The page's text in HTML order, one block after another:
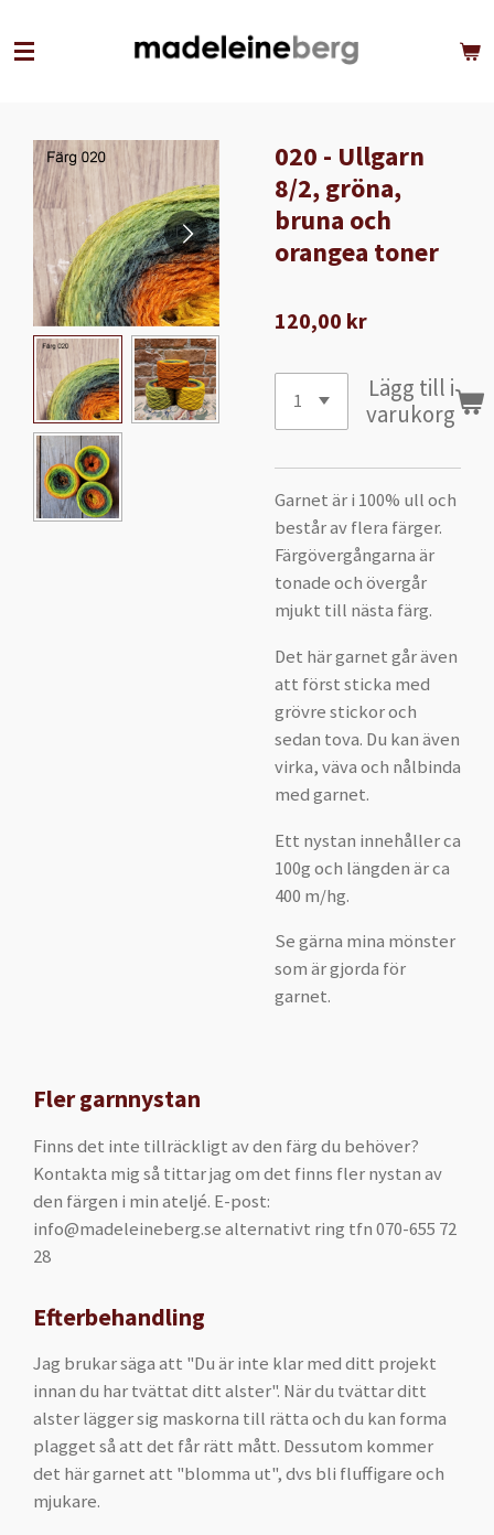
till
020 - Ullgarn
8/2, gröna,
bruna och
orangea toner
120,00 kr
Lägg till i
varukorg
Garnet är i 100% ull och
består av flera färger.
Färgövergångarna är
tonade och övergår
mjukt till nästa färg.
Det här garnet går även
att först sticka med
grövre stickor och
sedan tova. Du kan även
virka, väva och nålbinda
med garnet.
Ett nystan innehåller ca
100g och längden är ca
400 m/hg.
Se gärna mina mönster
som är gjorda för
garnet.
Fler garnnystan
Finns det inte tillräckligt av den färg du behöver?
Kontakta mig så tittar jag om det finns fler nystan av
den färgen i min ateljé. E-post:
info@madeleineberg.se alternativt ring tfn 070-655 72
28
Efterbehandling
Jag brukar säga att "Du är inte klar med ditt projekt
innan du har tvättat ditt alster". När du tvättar ditt
alster lägger sig maskorna till rätta och du kan forma
plagget så att det får rätt mått. Dessutom kommer
det här garnet att "blomma ut", dvs bli fluffigare och
mjukare.